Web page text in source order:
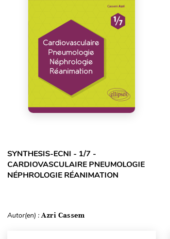
SYNTHESIS-ECNI - 1/7 -
CARDIOVASCULAIRE PNEUMOLOGIE
NÉPHROLOGIE RÉANIMATION
Autor(en) :Azri Cassem